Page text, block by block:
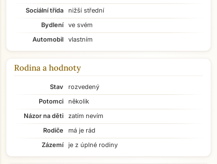
Sociální třída
nižší střední
Bydlení
ve svém
Automobil
vlastním
Rodina a hodnoty
Stav
rozvedený
Potomci
několik
Názor na děti
zatím nevím
Rodiče
má je rád
Zázemí
je z úplné rodiny